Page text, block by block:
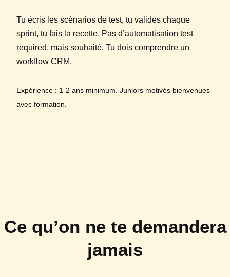
Tu écris les scénarios de test, tu valides chaque
sprint, tu fais la recette. Pas d’automatisation test
required, mais souhaité. Tu dois comprendre un
workflow CRM.
Expérience : 1-2 ans minimum. Juniors motivés bienvenues
avec formation.
Ce qu’on ne te demandera
jamais